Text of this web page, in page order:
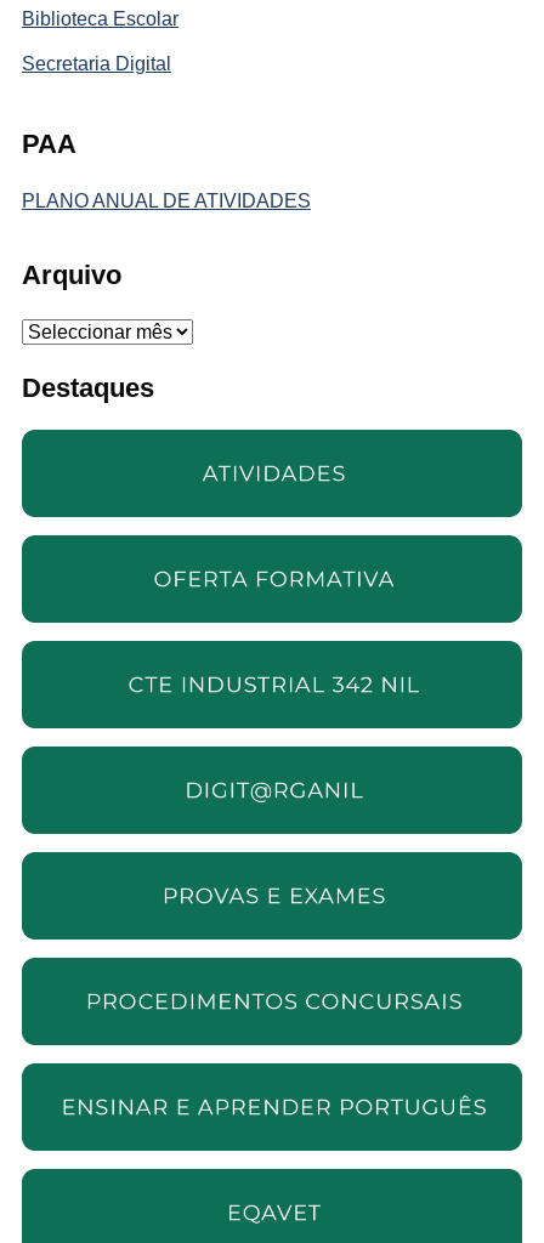
Biblioteca Escolar
Secretaria Digital
PAA
PLANO ANUAL DE ATIVIDADES
Arquivo
Arquivo
Destaques